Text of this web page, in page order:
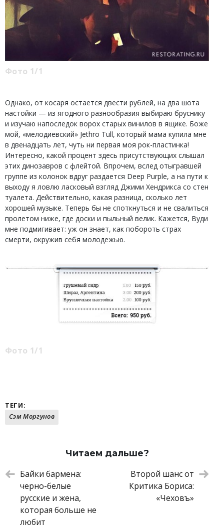
Фото 1/1
Однако, от косаря остается двести рублей, на два шота
настойки — из ягодного разнообразия выбираю бруснику
и изучаю напоследок ворох старых винилов в ящике. Боже
мой, «мелодиевский» Jethro Tull, который мама купила мне
в двенадцать лет, чуть ни первая моя рок-пластинка!
Интересно, какой процент здесь присутствующих слышал
этих динозавров с флейтой. Впрочем, вслед отыгравшей
группе из колонок вдруг раздается Deep Purple, а на пути к
выходу я ловлю ласковый взгляд Джими Хендрикса со стен
туалета. Действительно, какая разница, сколько лет
хорошей музыке. Теперь бы не споткнуться и не свалиться
пролетом ниже, где доски и пыльный велик. Кажется, Вуди
мне подмигивает: уж он знает, как побороть страх
смерти, окружив себя молодежью.
Фото 1/1
ТЕГИ:
Сэм Моргунов
Читаем дальше?
Байки бармена:
черно-белые
русские и жена,
которая больше не
любит
Второй шанс от
Критика Бориса:
«Чеховъ»